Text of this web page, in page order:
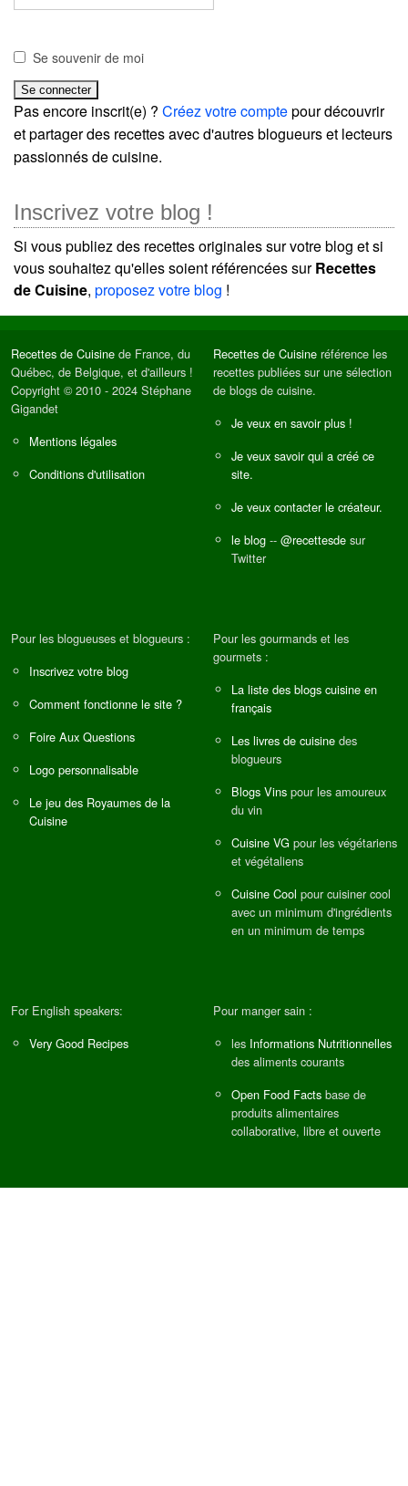
Se souvenir de moi
Pas encore inscrit(e) ? Créez votre comptepour découvrir
et partager des recettes avec d'autres blogueurs et lecteurs
passionnés de cuisine.
Inscrivez votre blog !
Si vous publiez des recettes originales sur votre blog et si
vous souhaitez qu'elles soient référencées surRecettes
de Cuisine, proposez votre blog !
Recettes de Cuisine de France, du
Québec, de Belgique, et d'ailleurs !
Copyright © 2010 - 2024 Stéphane
Gigandet
Mentions légales
Conditions d'utilisation
Recettes de Cuisine référence les
recettes publiées sur une sélection
de blogs de cuisine.
Je veux en savoir plus !
Je veux savoir qui a créé ce
site.
Je veux contacter le créateur.
le blog -- @recettesde sur
Twitter
Pour les blogueuses et blogueurs :
Inscrivez votre blog
Comment fonctionne le site ?
Foire Aux Questions
Logo personnalisable
Le jeu des Royaumes de la
Cuisine
Pour les gourmands et les
gourmets :
La liste des blogs cuisine en
français
Les livres de cuisine des
blogueurs
Blogs Vins pour les amoureux
du vin
Cuisine VG pour les végétariens
et végétaliens
Cuisine Cool pour cuisiner cool
avec un minimum d'ingrédients
en un minimum de temps
For English speakers:
Very Good Recipes
Pour manger sain :
les Informations Nutritionnelles
des aliments courants
Open Food Facts base de
produits alimentaires
collaborative, libre et ouverte